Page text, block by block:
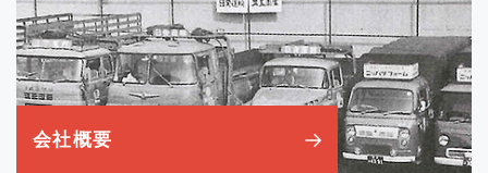
会社概要